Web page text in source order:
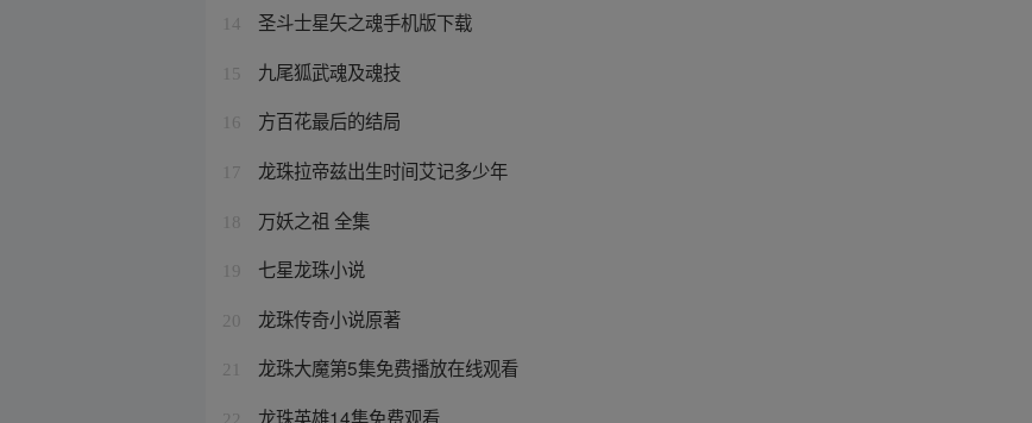
14 圣斗士星矢之魂手机版下载
15 九尾狐武魂及魂技
16 方百花最后的结局
17 龙珠拉帝兹出生时间艾记多少年
18 万妖之祖 全集
19 七星龙珠小说
20 龙珠传奇小说原著
21 龙珠大魔第5集免费播放在线观看
22 龙珠英雄14集免费观看